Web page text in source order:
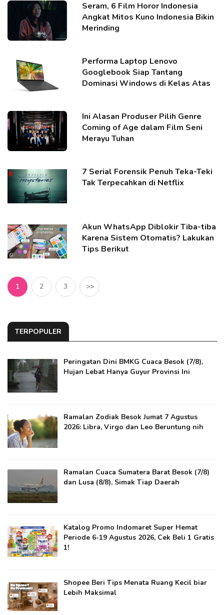
Seram, 6 Film Horor Indonesia
Angkat Mitos Kuno Indonesia Bikin
Merinding
Performa Laptop Lenovo
Googlebook Siap Tantang
Dominasi Windows di Kelas Atas
Ini Alasan Produser Pilih Genre
Coming of Age dalam Film Seni
Merayu Tuhan
7 Serial Forensik Penuh Teka-Teki
Tak Terpecahkan di Netflix
Akun WhatsApp Diblokir Tiba-tiba
Karena Sistem Otomatis? Lakukan
Tips Berikut
1 2 3 >>
TERPOPULER
Peringatan Dini BMKG Cuaca Besok (7/8),
Hujan Lebat Hanya Guyur Provinsi Ini
Ramalan Zodiak Besok Jumat 7 Agustus
2026: Libra, Virgo dan Leo Beruntung nih
Ramalan Cuaca Sumatera Barat Besok (7/8)
dan Lusa (8/8), Simak Tiap Daerah
Katalog Promo Indomaret Super Hemat
Periode 6-19 Agustus 2026, Cek Beli 1 Gratis
1!
Shopee Beri Tips Menata Ruang Kecil biar
Lebih Maksimal